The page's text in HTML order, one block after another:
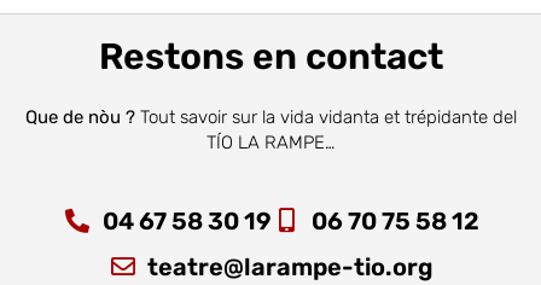
Restons en contact
Que de nòu ?Tout savoir sur la vida vidanta et trépidante del
TÍO LA RAMPE…
04 67 58 30 19
06 70 75 58 12
teatre@larampe-tio.org